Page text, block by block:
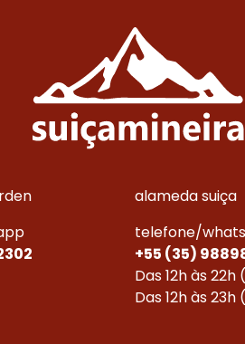
alameda suiça
telefone/
+55 (35)
Das 12h às 22h
Das 12h às 23h